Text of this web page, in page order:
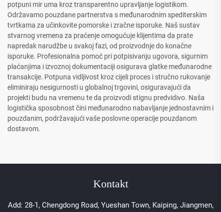
potpuni mir uma kroz transparentno upravljanje logistikom.
Održavamo pouzdane partnerstva s međunarodnim spediterskim
tvrtkama za učinkovite pomorske i zračne isporuke. Naš sustav
stvarnog vremena za praćenje omogućuje klijentima da prate
napredak narudžbe u svakoj fazi, od proizvodnje do konačne
isporuke. Profesionalna pomoć pri potpisivanju ugovora, sigurnim
plaćanjima i izvoznoj dokumentaciji osigurava glatke međunarodne
transakcije. Potpuna vidljivost kroz cijeli proces i stručno rukovanje
eliminiraju nesigurnosti u globalnoj trgovini, osiguravajući da
projekti budu na vremenu te da proizvodi stignu predvidivo. Naša
logistička sposobnost čini međunarodno nabavljanje jednostavnim i
pouzdanim, podržavajući vaše poslovne operacije pouzdanom
dostavom.
Kontakt
Add: 28-1, Chengdong Road, Yueshan Town, Kaiping, Jiangmen,